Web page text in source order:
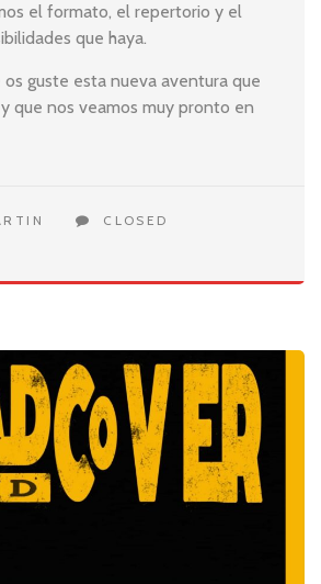
el formato, el repertorio y el
que haya.
os guste esta nueva aventura que
que nos veamos muy pronto en
CLOSED